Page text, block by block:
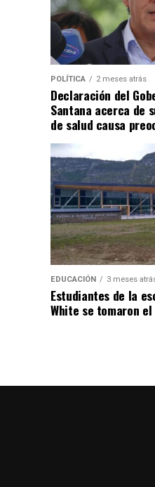
POLÍTICA 2 meses atrás
Declaración del
Santana acerca de
de salud causa
EDUCACIÓN 3 meses
Estudiantes de la
White se tomaron